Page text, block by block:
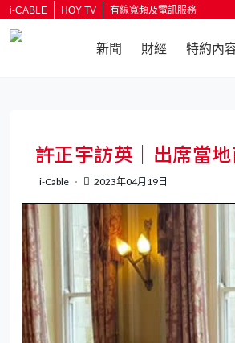
i-CABLE HOY TV 有線寬頻及電訊服務
新聞 財經 特約內
許正宇訪英｜出席當
i-Cable 2023年04月19日